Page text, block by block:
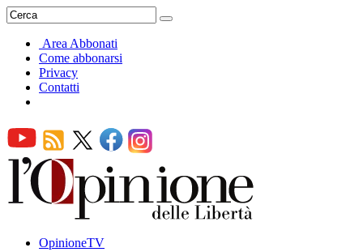
Area Abbonati
Come abbonarsi
Privacy
Contatti
OpinioneTV